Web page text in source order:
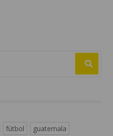
fútbol
guatemala